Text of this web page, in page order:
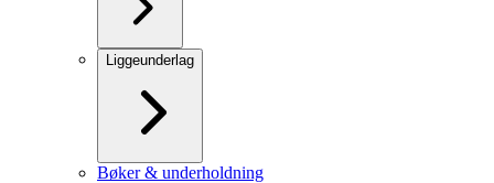
Liggeunderlag
Bøker & underholdning